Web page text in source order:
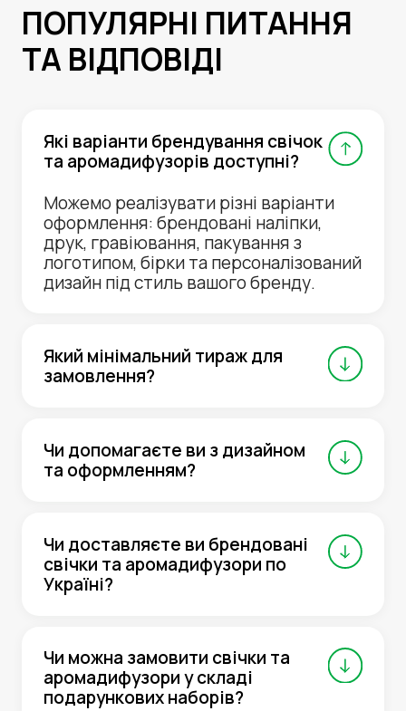
ПОПУЛЯРНІ ПИТАННЯ
ТА ВІДПОВІДІ
Які варіанти брендування свічок
та аромадифузорів доступні?
Можемо реалізувати різні варіанти
оформлення: брендовані наліпки,
друк, гравіювання, пакування з
логотипом, бірки та персоналізований
дизайн під стиль вашого бренду.
Який мінімальний тираж для
замовлення?
Чи допомагаєте ви з дизайном
та оформленням?
Чи доставляєте ви брендовані
свічки та аромадифузори по
Україні?
Чи можна замовити свічки та
аромадифузори у складі
подарункових наборів?